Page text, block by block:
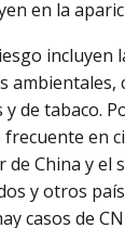
en la
incluyen
ambientales,
y de tabaco.
frecuente en
de China y el
y otros
casos de